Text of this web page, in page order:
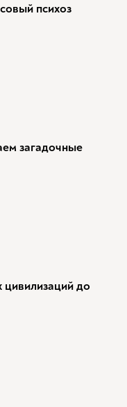
психоз
загадочные
цивилизаций до